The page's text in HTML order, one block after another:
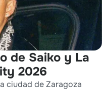
de Saiko y La
2026
ciudad de Zaragoza